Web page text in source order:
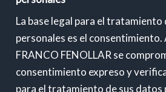
La base legal para el tratamiento
personales es el consentimiento.
FRANCO FENOLLAR se
consentimiento expreso y
para el tratamiento de sus datos